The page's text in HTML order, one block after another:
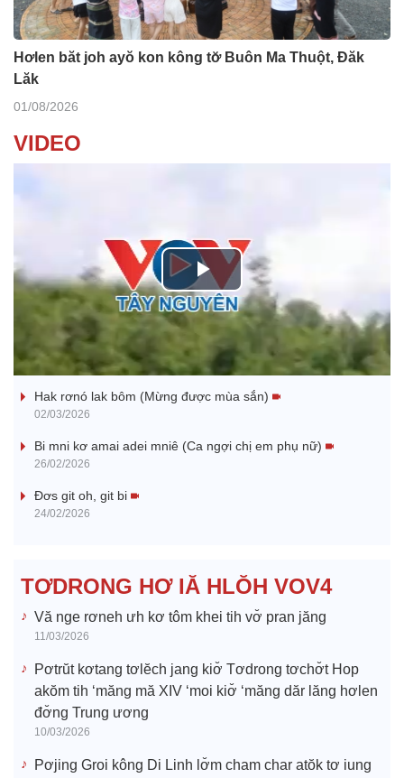
Hơlen băt joh ayŏ kon kông tơ̆ Buôn Ma Thuột, Đăk
Lăk
01/08/2026
VIDEO
P
a
V
e
o
Nhớ bạn
Hak rơnó lak bôm (Mừng được mùa sắn)
02/03/2026
Bi mni kơ amai adei mniê (Ca ngợi chị em phụ nữ)
26/02/2026
Đơs git oh, git bi
24/02/2026
TƠDRONG HƠ IĂ HLŎH VOV4
Vă nge rơneh ưh kơ tôm khei tih vơ̆ pran jăng
11/03/2026
Pơtrŭt kơtang tơlĕch jang kiơ̆ Tơdrong tơchơ̆t Hop
akŏm tih ‘măng mă XIV ‘moi kiơ̆ ‘măng dăr lăng hơlen
đơ̆ng Trung ương
10/03/2026
Pơjing Groi kông Di Linh lơ̆m cham char atŏk tơ iung